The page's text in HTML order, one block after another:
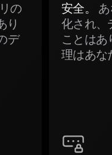
の
り
デ
安全。
化され、
ことはあ
理はあな